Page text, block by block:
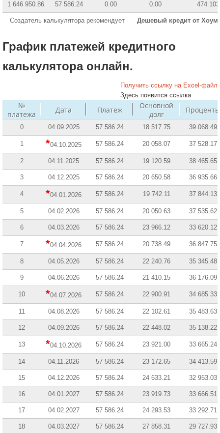
1 646 950.86 57 586.24 0.00 0.00 474
Создатель калькулятора рекомендует Дешевый кредит от Хоум
График платежей кредитного
калькулятора онлайн.
Получить ссылку на Excel-файл
Здесь появится ссылка
№
платежа
Дата Платеж
Основной
долг
Проценты
0 04.09.2025 57 586.24 18 517.75 39 068.49
1 *04.10.2025 57 586.24 20 058.07 37 528.17
2 04.11.2025 57 586.24 19 120.59 38 465.65
3 04.12.2025 57 586.24 20 650.58 36 935.66
4 *04.01.2026 57 586.24 19 742.11 37 844.13
5 04.02.2026 57 586.24 20 050.63 37 535.62
6 04.03.2026 57 586.24 23 966.12 33 620.12
7 *04.04.2026 57 586.24 20 738.49 36 847.75
8 04.05.2026 57 586.24 22 240.76 35 345.48
9 04.06.2026 57 586.24 21 410.15 36 176.09
10 *04.07.2026 57 586.24 22 900.91 34 685.33
11 04.08.2026 57 586.24 22 102.61 35 483.63
12 04.09.2026 57 586.24 22 448.02 35 138.22
13 *04.10.2026 57 586.24 23 921.00 33 665.24
14 04.11.2026 57 586.24 23 172.65 34 413.59
15 04.12.2026 57 586.24 24 633.21 32 953.03
16 04.01.2027 57 586.24 23 919.73 33 666.51
17 04.02.2027 57 586.24 24 293.53 33 292.71
18 04.03.2027 57 586.24 27 858.31 29 727.93